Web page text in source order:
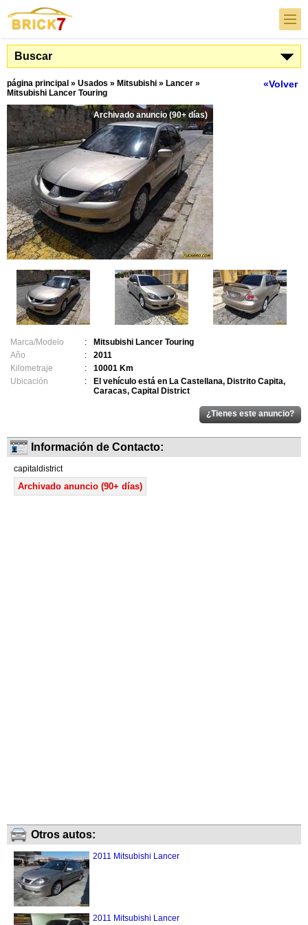
Buscar
«Volver
página principal » Usados » Mitsubishi » Lancer »
Mitsubishi Lancer Touring
Archivado anuncio (90+ días)
Marca/Modelo :
Mitsubishi Lancer Touring
Año
:
2011
Kilometraje
:
10001 Km
Ubicación
:
El vehículo está en La Castellana, Distrito Capita,
Caracas, Capital District
Información de Contacto:
capitaldistrict
Archivado anuncio (90+ días)
Otros autos:
2011 Mitsubishi Lancer
2011 Mitsubishi Lancer